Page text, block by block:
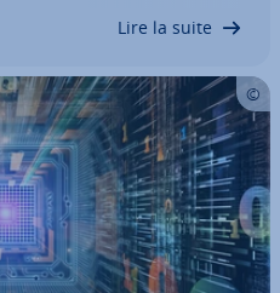
Lire la suite